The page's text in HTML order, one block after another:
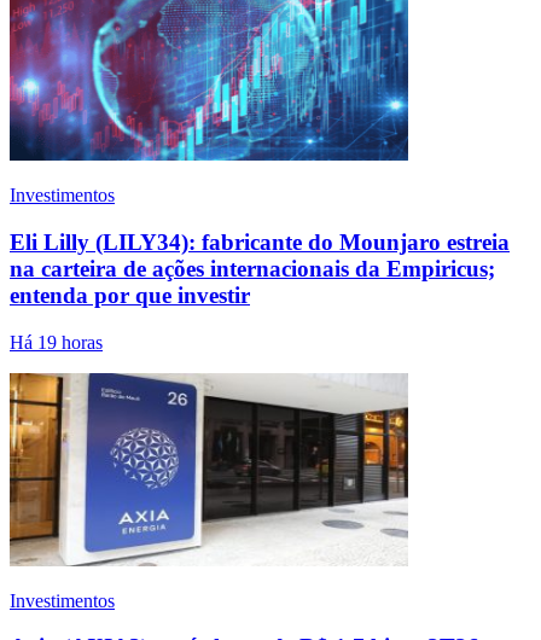
Investimentos
Eli Lilly (LILY34): fabricante do Mounjaro estreia
na carteira de ações internacionais da Empiricus;
entenda por que investir
Há 19 horas
Investimentos